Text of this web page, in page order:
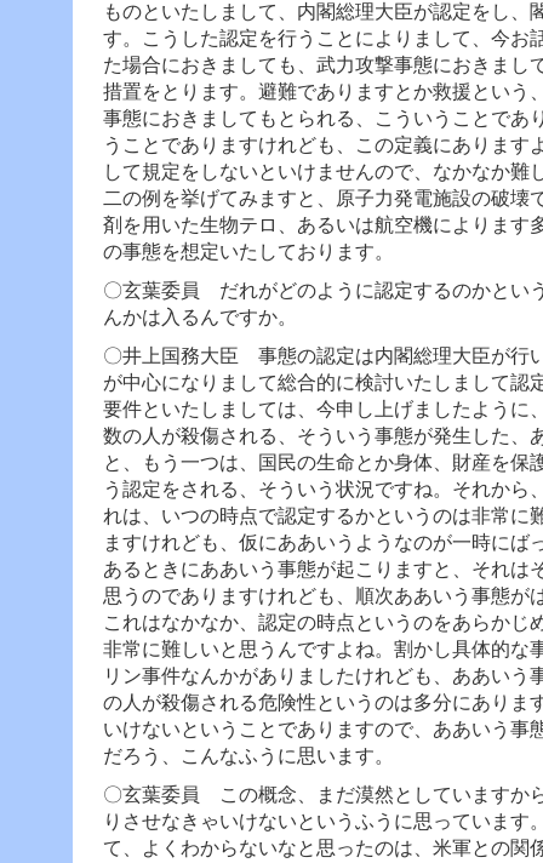
ものといたしまして、内閣総理大臣が認定をし、
す。
こうした認定を行うことによりまして、今お
た場合におきましても、武力攻撃事態におきまし
措置をとります。避難でありますとか救援という
事態におきましてもとられる、こういうことであ
うことでありますけれども、この定義にあります
して規定をしないといけませんので、なかなか難
二の例を挙げてみますと、原子力発電施設の破壊
剤を用いた生物テロ、あるいは航空機によります
の事態を想定いたしております。
〇玄葉委員 だれがどのように認定するのかとい
んかは入るんですか。
〇井上国務大臣 事態の認定は内閣総理大臣が行
が中心になりまして総合的に検討いたしまして認
要件といたしましては、今申し上げましたように
数の人が殺傷される、そういう事態が発生した、
と、もう一つは、国民の生命とか身体、財産を保
う認定をされる、そういう状況ですね。 それから
れは、いつの時点で認定するかというのは非常に
ますけれども、仮にああいうようなのが一時にば
あるときにああいう事態が起こりますと、それは
思うのでありますけれども、順次ああいう事態が
これはなかなか、認定の時点というのをあらかじ
非常に難しいと思うんですよね。 割かし具体的な
リン事件なんかがありましたけれども、ああいう
の人が殺傷される危険性というのは多分にありま
いけないということでありますので、ああいう事
だろう、こんなふうに思います。
〇玄葉委員 この概念、まだ漠然としていますか
りさせなきゃいけないというふうに思っています
て、よくわからないなと思ったのは、米軍との関